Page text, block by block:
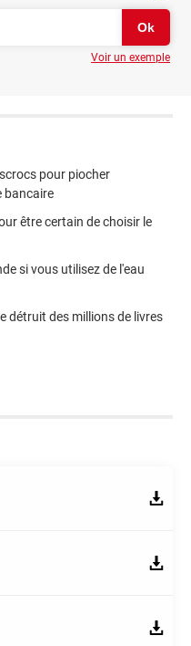
Voir un exemple
pour piocher
bancaire
être certain de choisir le
si vous utilisez de l'eau
détruit des millions de livres